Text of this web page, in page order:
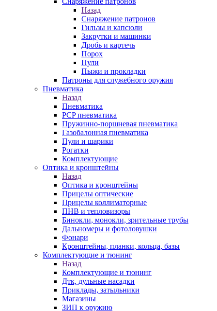
Назад
Снаряжение патронов
Гильзы и капсюли
Закрутки и машинки
Дробь и картечь
Порох
Пули
Пыжи и прокладки
Патроны для служебного оружия
Пневматика
Назад
Пневматика
PCP пневматика
Пружинно-поршневая пневматика
Газобалонная пневматика
Пули и шарики
Рогатки
Комплектующие
Оптика и кронштейны
Назад
Оптика и кронштейны
Прицелы оптические
Прицелы коллиматорные
ПНВ и тепловизоры
Бинокли, монокли, зрительные трубы
Дальномеры и фотоловушки
Фонари
Кронштейны, планки, кольца, базы
Комплектующие и тюнинг
Назад
Комплектующие и тюнинг
Дтк, дульные насадки
Приклады, затыльники
Магазины
ЗИП к оружию